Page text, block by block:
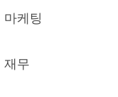
마케팅
재무